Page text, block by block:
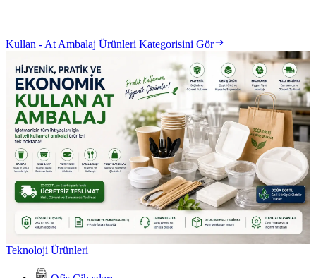
Kullan - At Ambalaj Ürünleri Kategorisini Gör
Teknoloji Ürünleri